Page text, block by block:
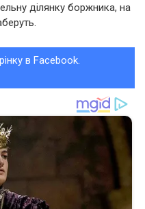
ділянку боржника, на
в Facebook.